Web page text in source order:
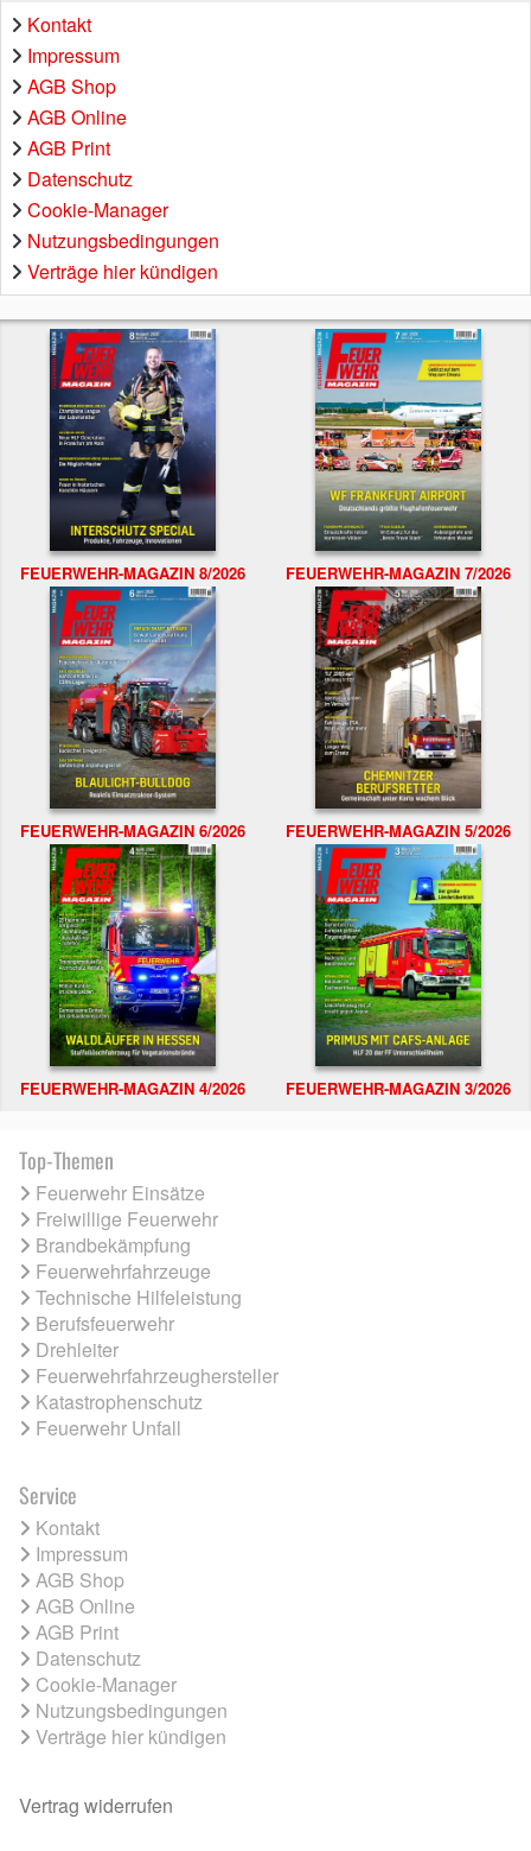
Kontakt
Impressum
AGB Shop
AGB Online
AGB Print
Datenschutz
Cookie-Manager
Nutzungsbedingungen
Verträge hier kündigen
FEUERWEHR-MAGAZIN 8/2026 FEUERWEHR-MAGAZIN 7/2026
FEUERWEHR-MAGAZIN 6/2026 FEUERWEHR-MAGAZIN 5/2026
FEUERWEHR-MAGAZIN 4/2026 FEUERWEHR-MAGAZIN 3/2026
Top-Themen
Feuerwehr Einsätze
Freiwillige Feuerwehr
Brandbekämpfung
Feuerwehrfahrzeuge
Technische Hilfeleistung
Berufsfeuerwehr
Drehleiter
Feuerwehrfahrzeughersteller
Katastrophenschutz
Feuerwehr Unfall
Service
Kontakt
Impressum
AGB Shop
AGB Online
AGB Print
Datenschutz
Cookie-Manager
Nutzungsbedingungen
Verträge hier kündigen
Vertrag widerrufen